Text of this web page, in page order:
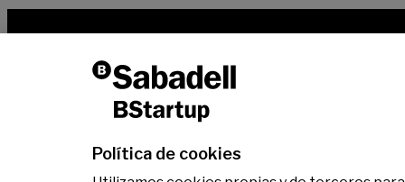
Qué es BStartup
Equipo
Dicen de nosotros
Soluciones bancarias
Política de cookies